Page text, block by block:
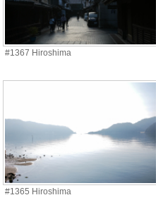
#1367 Hiroshima
#1365 Hiroshima